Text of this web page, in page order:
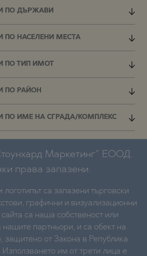
ПО ДЪРЖАВИ
ПО НАСЕЛЕНИ МЕСТА
ПО ТИП ИМОТ
ПО РАЙОН
ПО ИМЕ НА СГРАДА/КОМПЛЕКС
Маркетинг” ЕООД.
права запазени.
логотипът са запазени търговски
графични и визуализационни
са наша собственост или
нашите партньори, и са обект на
защитено от Закона в Република
им от трети лица е